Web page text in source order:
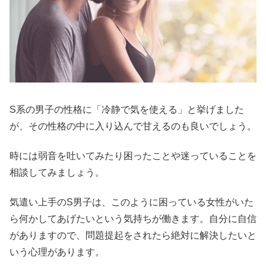
S系の男子の性格に「冷静で気を使える」と挙げました
が、その性格の中に入り込んで甘えるのも良いでしょう。
時には弱音を吐いてみたり困ったことや迷っていることを
相談してみましょう。
気遣い上手のS男子は、このように困っている女性がいた
ら何かしてあげたいという気持ちが働きます。自分に自信
がありますので、問題提起をされたら絶対に解決したいと
いう心理があります。